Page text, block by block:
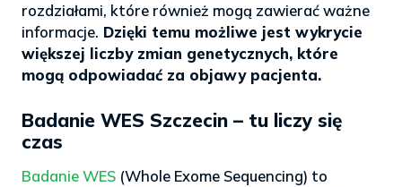
rozdziałami, które również mogą zawierać ważne
informacje. Dzięki temu możliwe jest wykrycie
większej liczby zmian genetycznych, które
mogą odpowiadać za objawy pacjenta.
Badanie WES Szczecin – tu liczy się
czas
Badanie WES (Whole Exome Sequencing) to